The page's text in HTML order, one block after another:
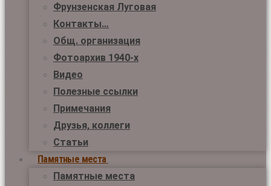
Фрунзенская Луговая
Контакты…
Общ. организация
Фотоархив 1940-х
Видео
Полезные ссылки
Примечания
Друзья, коллеги
Статьи
Памятные места
Памятные места